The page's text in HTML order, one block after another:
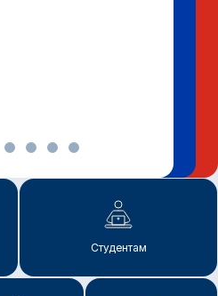
Студентам